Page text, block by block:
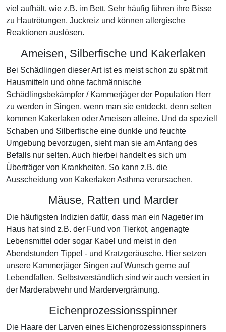
viel aufhält, wie z.B. im Bett. Sehr häufig führen ihre Bisse
zu Hautrötungen, Juckreiz und können allergische
Reaktionen auslösen.
Ameisen, Silberfische und Kakerlaken
Bei Schädlingen dieser Art ist es meist schon zu spät mit
Hausmitteln und ohne fachmännische
Schädlingsbekämpfer / Kammerjäger der Population Herr
zu werden in Singen, wenn man sie entdeckt, denn selten
kommen Kakerlaken oder Ameisen alleine. Und da speziell
Schaben und Silberfische eine dunkle und feuchte
Umgebung bevorzugen, sieht man sie am Anfang des
Befalls nur selten. Auch hierbei handelt es sich um
Überträger von Krankheiten. So kann z.B. die
Ausscheidung von Kakerlaken Asthma verursachen.
Mäuse, Ratten und Marder
Die häufigsten Indizien dafür, dass man ein Nagetier im
Haus hat sind z.B. der Fund von Tierkot, angenagte
Lebensmittel oder sogar Kabel und meist in den
Abendstunden Tippel - und Kratzgeräusche. Hier setzen
unsere Kammerjäger Singen auf Wunsch gerne auf
Lebendfallen. Selbstverständlich sind wir auch versiert in
der Marderabwehr und Mardervergrämung.
Eichenprozessionsspinner
Die Haare der Larven eines Eichenprozessionsspinners